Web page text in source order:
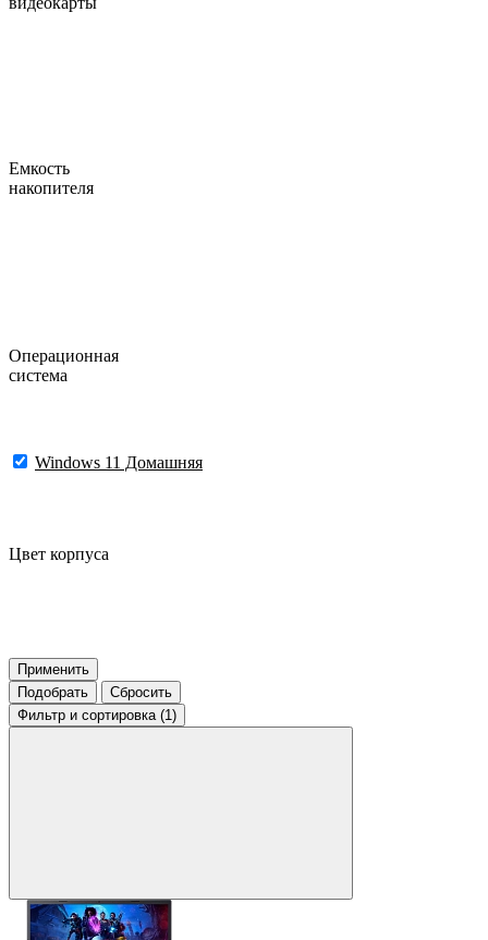
Емкость
накопителя
Операционная
система
Windows 11 Домашняя
Цвет корпуса
Применить
Подобрать
Сбросить
Фильтр и сортировка (1)